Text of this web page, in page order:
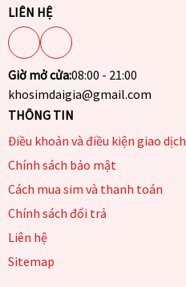
LIÊN HỆ
Giờ mở cửa:08:00 - 21:00
khosimdaigia@gmail.com
THÔNG TIN
Điều khoản và điều kiện giao dịch
Chính sách bảo mật
Cách mua sim và thanh toán
Chính sách đổi trả
Liên hệ
Sitemap